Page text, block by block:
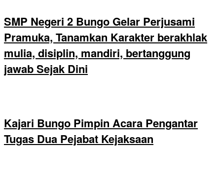
SMP Negeri 2 Bungo Gelar Perjusami
Pramuka, Tanamkan Karakter berakhlak
mulia, disiplin, mandiri, bertanggung
jawab Sejak Dini
Kajari Bungo Pimpin Acara Pengantar
Tugas Dua Pejabat Kejaksaan